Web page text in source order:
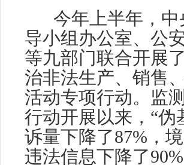
今年上半年，
导小组办公室、公
等九部门联合开展
治非法生产、销售
活动专项行动。监
行动开展以来，“伪
诉量下降了87%，
违法信息下降了